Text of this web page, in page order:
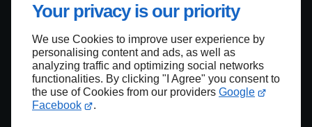
Your privacy is our priority
We use Cookies to improve user experience by
personalising content and ads, as well as
analyzing traffic and optimizing social networks
functionalities. By clicking "I Agree" you consent to
the use of Cookies from our providers Google
Facebook
.
Haut de page